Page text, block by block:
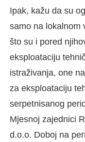
Ipak, kažu da su
samo na lokalnom
što su i pored
eksploataciju
istraživanja, one
za eksploataciju
serpetnisanog
Mjesnoj zajednici
d.o.o. Doboj na